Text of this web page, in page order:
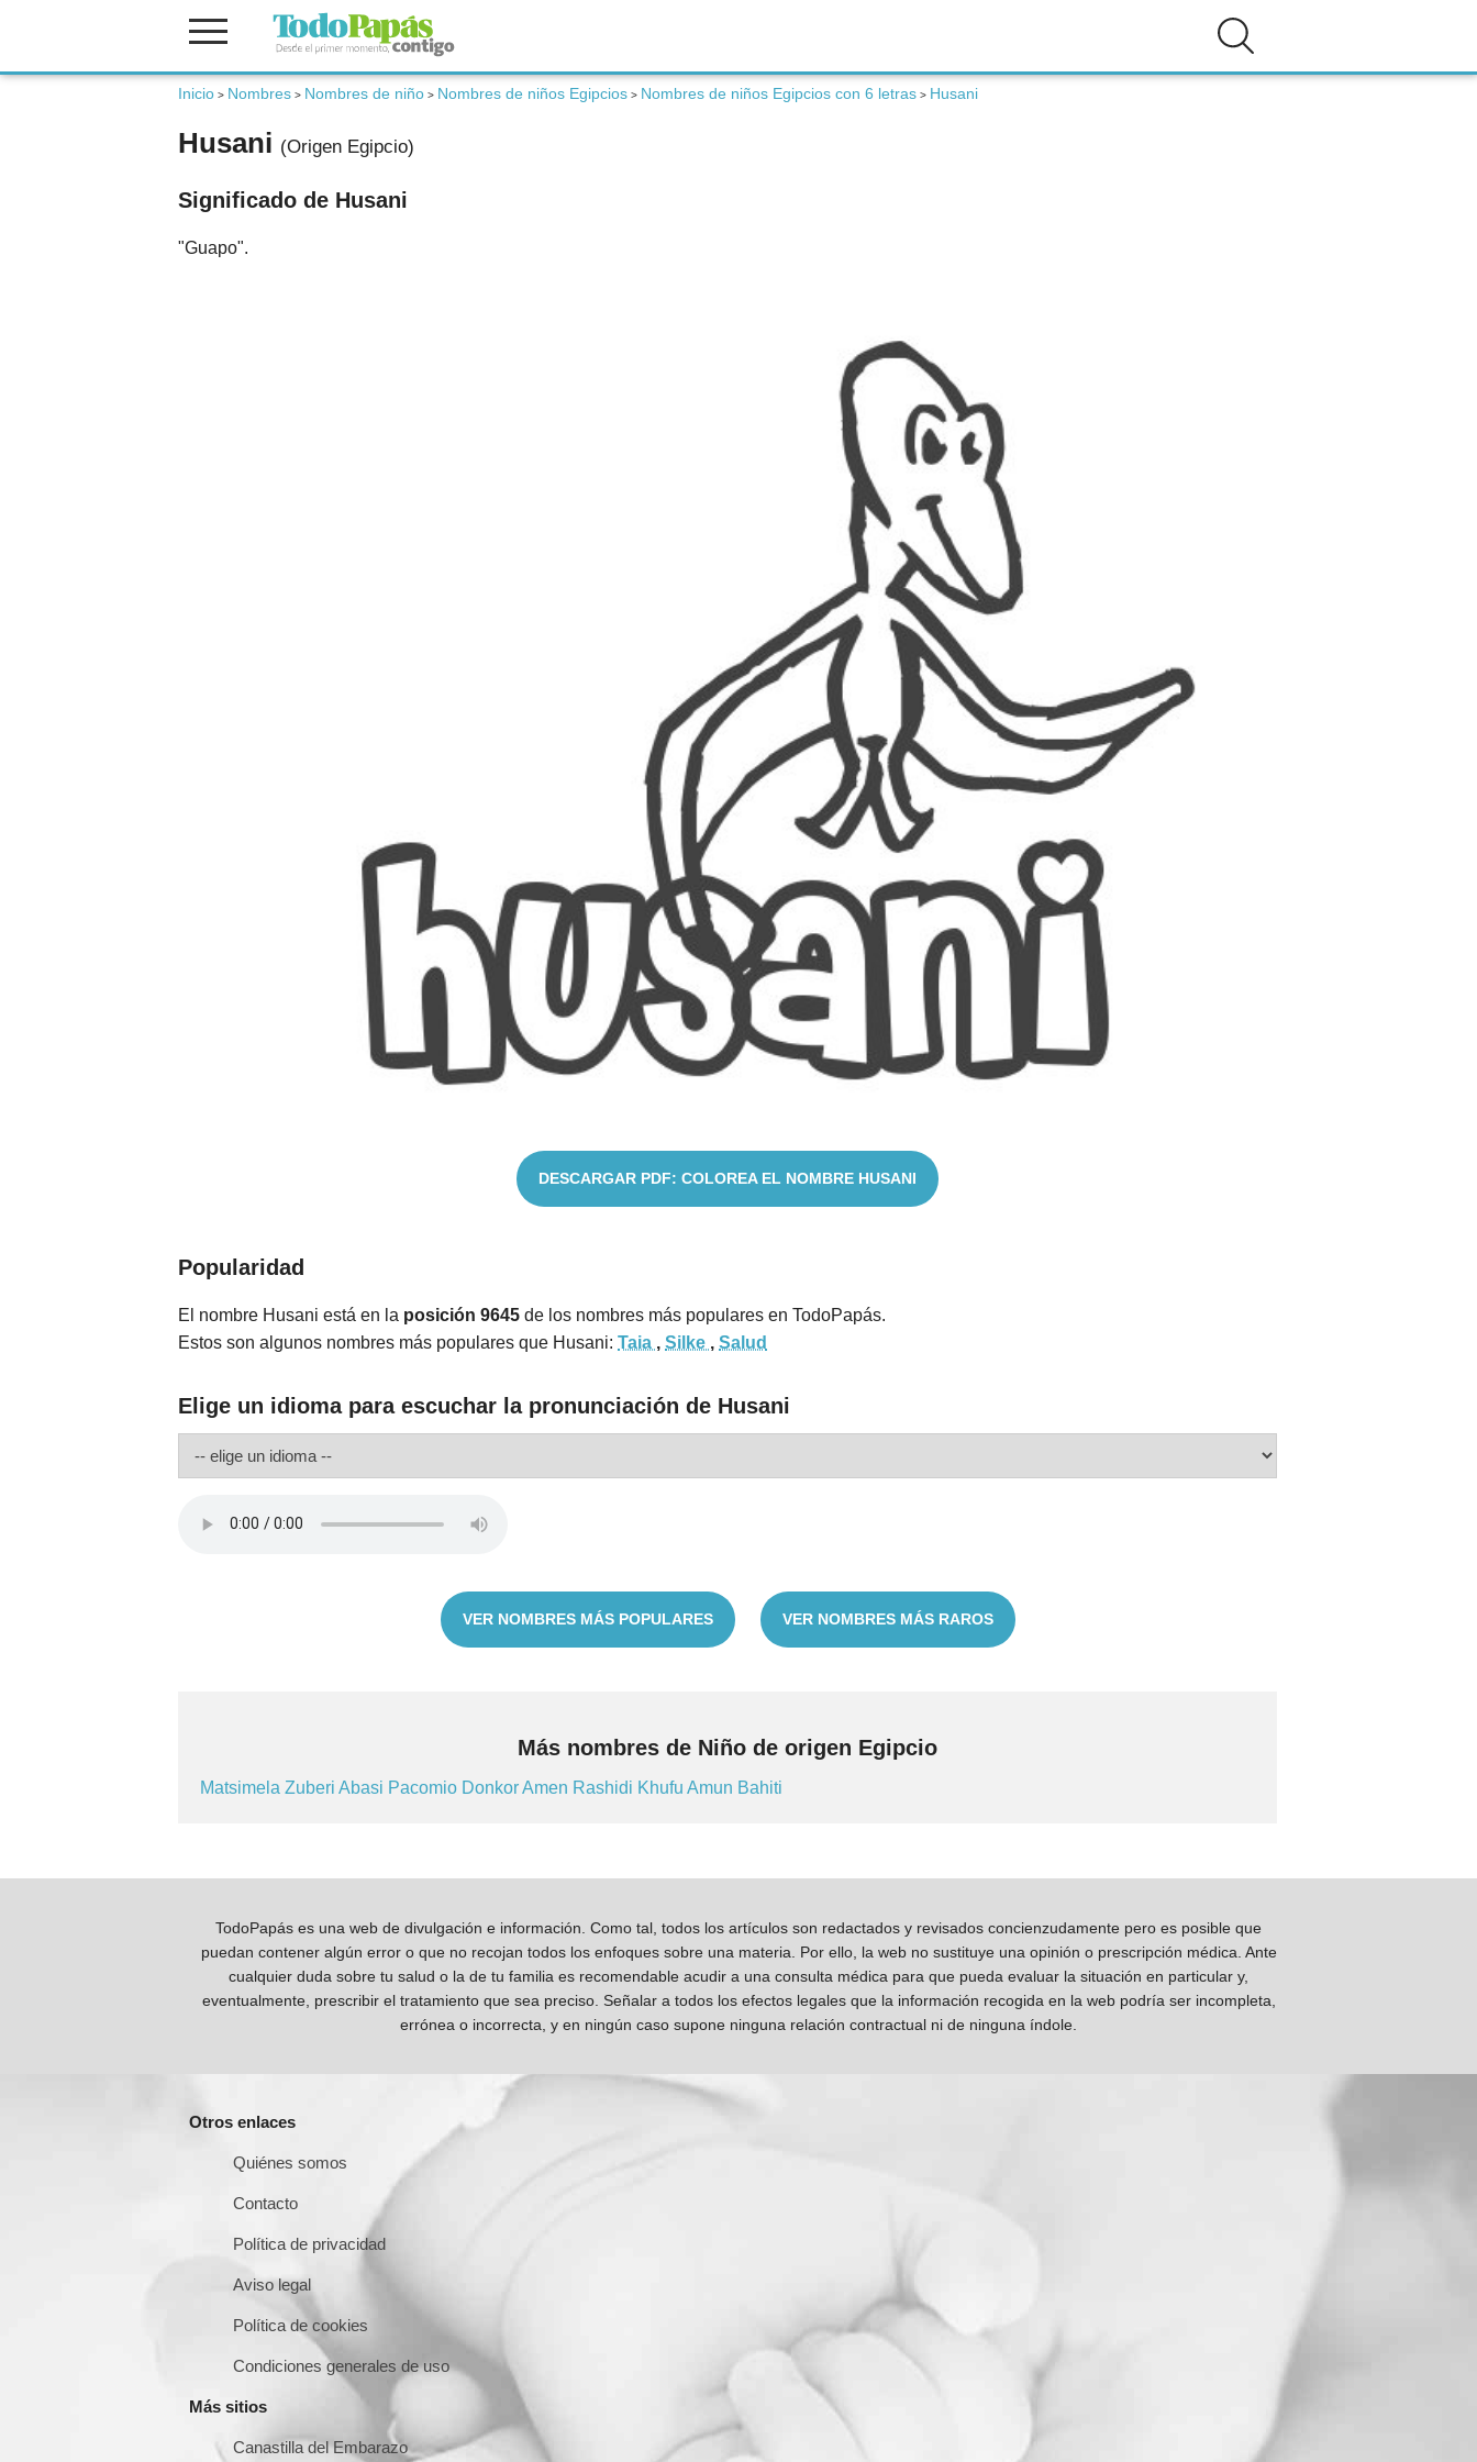
Inicio > Nombres > Nombres de niño > Nombres de niños Egipcios > Nombres de niños Egipcios con 6 letras > Husani
Husani (Origen Egipcio)
Significado de Husani
"Guapo".
DESCARGAR PDF: COLOREA EL NOMBRE HUSANI
Popularidad
El nombre Husani está en la posición 9645 de los nombres más populares en TodoPapás.
Estos son algunos nombres más populares que Husani: Taia , Silke , Salud
Elige un idioma para escuchar la pronunciación de Husani
VER NOMBRES MÁS POPULARES VER NOMBRES MÁS RAROS
Más nombres de Niño de origen Egipcio
Matsimela Zuberi Abasi Pacomio DonkorAmen Rashidi Khufu Amun Bahiti
TodoPapás es una web de divulgación e información. Como tal, todos los artículos son redactados y revisados concienzudamente pero es posible que
puedan contener algún error o que no recojan todos los enfoques sobre una materia. Por ello, la web no sustituye una opinión o prescripción médica. Ante
cualquier duda sobre tu salud o la de tu familia es recomendable acudir a una consulta médica para que pueda evaluar la situación en particular y,
eventualmente, prescribir el tratamiento que sea preciso. Señalar a todos los efectos legales que la información recogida en la web podría ser incompleta,
errónea o incorrecta, y en ningún caso supone ninguna relación contractual ni de ninguna índole.
Otros enlaces
Quiénes somos
Contacto
Política de privacidad
Aviso legal
Política de cookies
Condiciones generales de uso
Más sitios
Canastilla del Embarazo